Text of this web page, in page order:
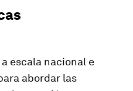
escala nacional e
abordar las